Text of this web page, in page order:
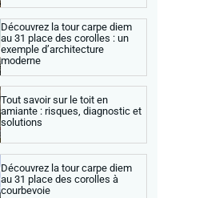
Découvrez la tour carpe diem
au 31 place des corolles : un
exemple d’architecture
moderne
Tout savoir sur le toit en
amiante : risques, diagnostic et
solutions
Découvrez la tour carpe diem
au 31 place des corolles à
courbevoie